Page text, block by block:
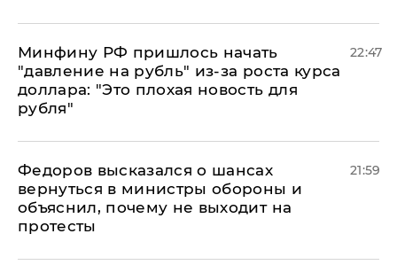
Минфину РФ пришлось начать
"давление на рубль" из-за роста курса
доллара: "Это плохая новость для
рубля"
22:47
Федоров высказался о шансах
вернуться в министры обороны и
объяснил, почему не выходит на
протесты
21:59